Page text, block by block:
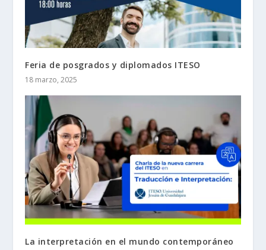
Feria de posgrados y diplomados ITESO
18 marzo, 2025
La interpretación en el mundo contemporáneo